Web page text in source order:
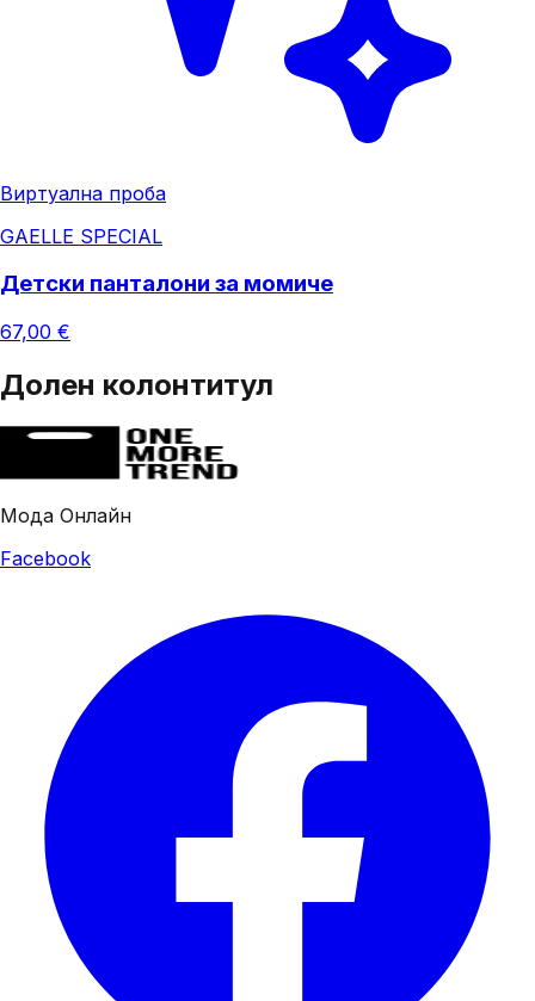
Виртуална проба
GAELLE SPECIAL
Детски панталони за момиче
67,00 €
Долен колонтитул
Мода Онлайн
Facebook